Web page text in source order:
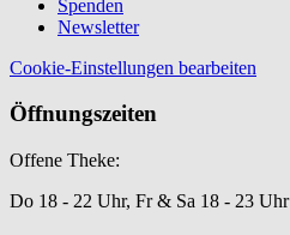
Spenden
Newsletter
Cookie-Einstellungen bearbeiten
Öffnungszeiten
Offene Theke:
Do 18 - 22 Uhr, Fr & Sa 18 - 23 Uhr